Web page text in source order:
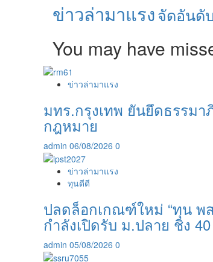
ข่าวล่ามาแรงจัดอันดั
You may have
ข่าวล่ามาแรง
มทร.กรุงเทพ ยันยึดธรรมา
กฎหมาย
admin 06/08/2026 0
ข่าวล่ามาแรง
ทุนดีดี
ปลดล็อกเกณฑ์ใหม่ “ทุน พ
กำลังเปิดรับ ม.ปลาย ชิง
admin 05/08/2026 0